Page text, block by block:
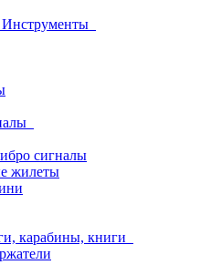
сигналы
жилеты
карабины, книги